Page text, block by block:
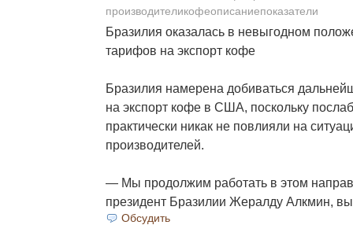
производителикофеописаниепоказатели
Бразилия оказалась в невыгодном
тарифов на экспорт кофе
Бразилия намерена добиваться
на экспорт кофе в США, поскольку
практически никак не повлияли на
производителей.
— Мы продолжим работать в этом
президент Бразилии Жералду Алкмин,
Обсудить